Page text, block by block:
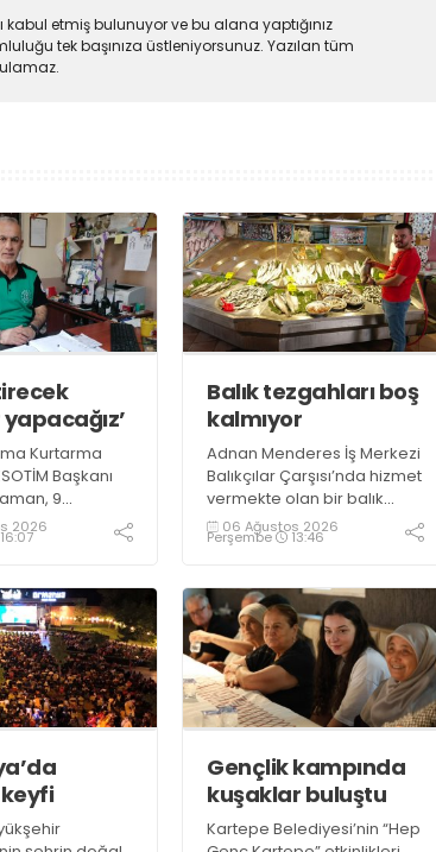
etmiş bulunuyor ve bu alana yaptığınız
tek başınıza üstleniyorsunuz. Yazılan tüm
Kurtarma
Başkanı
9
4. Akredite
ifade
Kocaeli
getirecek
tek tek hayata
dedi
2026
Balık tezgahları boş
kalmıyor
Adnan Menderes İş Merkezi
Balıkçılar Çarşısı’nda hizmet
vermekte olan bir balık
restoranının işletme
sahiplerinden Emrah
tezgahlarda taze balık
bulunduğunu ifade ederek
“Yıl boyunca tezgahlarda
taze balık bulmak mümkün
oluyor” dedi
06 Ağustos 2026
Perşembe 13:46
Gençlik kampında
kuşaklar buluştu
Kartepe Belediyesi’nin “Hep